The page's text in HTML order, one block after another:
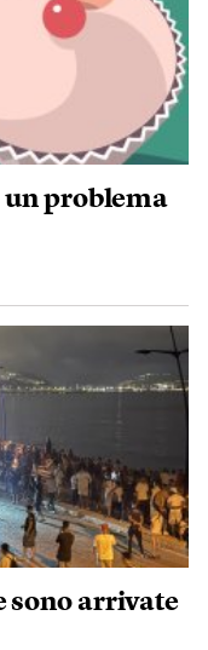
un problema
sono arrivate